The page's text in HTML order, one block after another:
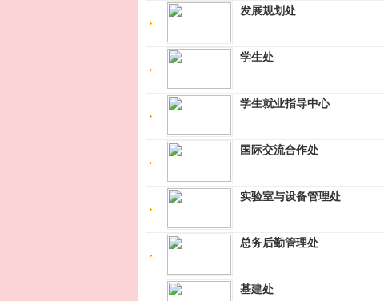
发展规划处
学生处
学生就业指导中心
国际交流合作处
实验室与设备管理处
总务后勤管理处
基建处